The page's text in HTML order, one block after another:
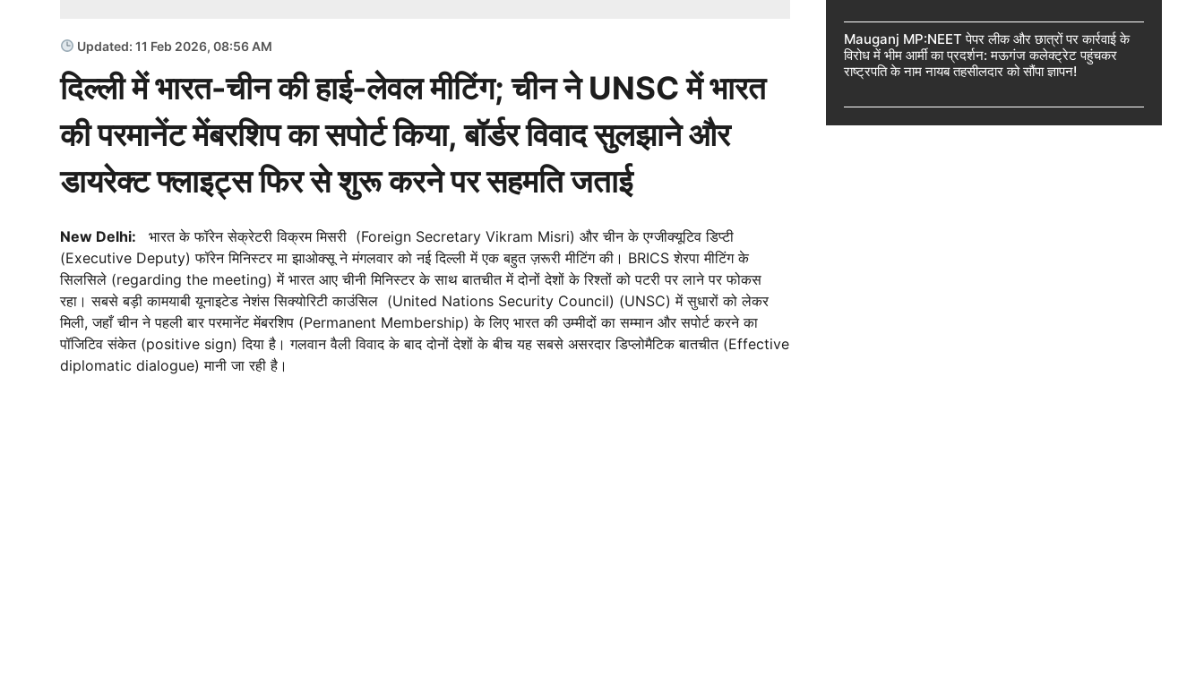
Updated: 11 Feb 2026, 08:56 AM
दिल्ली में भारत-चीन की हाई-लेवल मीटिंग; चीन ने UNSC में भारत
की परमानेंट मेंबरशिप का सपोर्ट किया, बॉर्डर विवाद सुलझाने और
डायरेक्ट फ्लाइट्स फिर से शुरू करने पर सहमति जताई
New Delhi:
भारत के फॉरेन सेक्रेटरी विक्रम मिसरी (Foreign Secretary Vikram Misri) और चीन के एग्जीक्यूटिव डिप्टी
(Executive Deputy) फॉरेन मिनिस्टर मा झाओक्सू ने मंगलवार को नई दिल्ली में एक बहुत ज़रूरी मीटिंग की। BRICS शेरपा मीटिंग के
सिलसिले (regarding the meeting) में भारत आए चीनी मिनिस्टर के साथ बातचीत में दोनों देशों के रिश्तों को पटरी पर लाने पर फोकस
रहा। सबसे बड़ी कामयाबी यूनाइटेड नेशंस सिक्योरिटी काउंसिल (United Nations Security Council) (UNSC) में सुधारों को लेकर
मिली, जहाँ चीन ने पहली बार परमानेंट मेंबरशिप (Permanent Membership) के लिए भारत की उम्मीदों का सम्मान और सपोर्ट करने का
पॉजिटिव संकेत (positive sign) दिया है। गलवान वैली विवाद के बाद दोनों देशों के बीच यह सबसे असरदार डिप्लोमैटिक बातचीत (Effective
diplomatic dialogue) मानी जा रही है।
Mauganj MP:NEET पेपर लीक और छात्रों पर कार्रवाई के
विरोध में भीम आर्मी का प्रदर्शन: मऊगंज कलेक्ट्रेट पहुंचकर
राष्ट्रपति के नाम नायब तहसीलदार को सौंपा ज्ञापन!